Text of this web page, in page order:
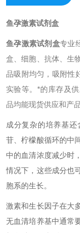
鱼孕激素试剂盒
鱼孕激素试剂盒专业
盒、细胞、抗体、生
品吸附均匀，吸附性
实验等。*的库存及
品均能现货供应和产
成分复杂的培养基
苷、柠檬酸循环的中
中的血清浓度减少时
情况下，这些成分也
胞系的生长。
激素和生长因子在大
无血清培养基中通常